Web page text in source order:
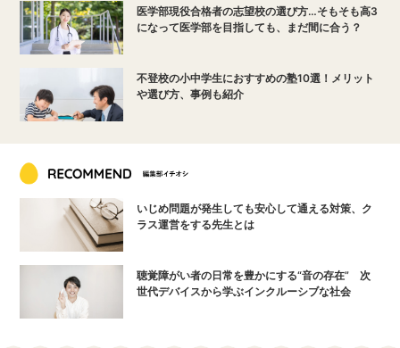
医学部現役合格者の志望校の選び方…そもそも高3
になって医学部を目指しても、まだ間に合う？
不登校の小中学生におすすめの塾10選！メリット
や選び方、事例も紹介
いじめ問題が発生しても安心して通える対策、ク
ラス運営をする先生とは
聴覚障がい者の日常を豊かにする“音の存在” 次
世代デバイスから学ぶインクルーシブな社会